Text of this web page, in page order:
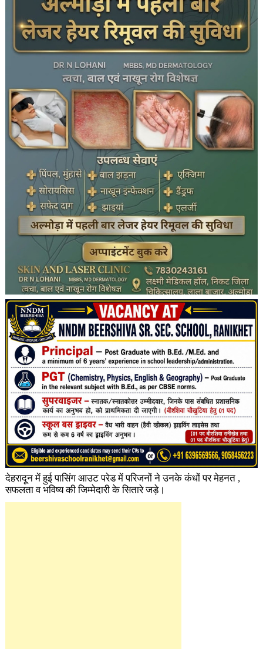
देहरादून में हुई पासिंग आउट परेड में परिजनों ने उनके कंधों पर मेहनत ,
सफलता व भविष्य की जिम्मेदारी के सितारे जड़े।